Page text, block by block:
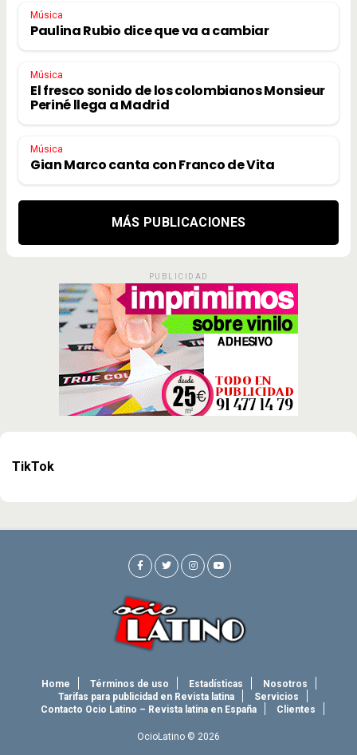
Música
Paulina Rubio dice que va a cambiar
Música
El fresco sonido de los colombianos Monsieur
Periné llega a Madrid
Música
Gian Marco canta con Franco de Vita
MÁS PUBLICACIONES
PUBLICIDAD
TikTok
Home Términos de uso Estadísticas
Nosotros
Tarifas para publicidad en Revista latina
Servicios
Contacto Ocio Latino – Revista latina en España
Clientes
OcioLatino © 2026